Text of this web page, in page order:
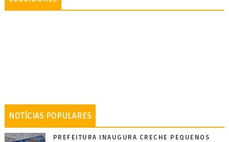
NOTÍCIAS POPULARES
PREFEITURA INAUGURA CRECHE PEQUENOS